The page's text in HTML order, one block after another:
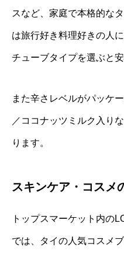
スなど、家庭で本格的な
は旅行好き料理好きの人
チューブタイプを選ぶと安
また辛さレベルがパッケ
／ココナッツミルク入り
ります。
スキンケア・コスメ
トップスマーケット内の
では、タイの人気コスメ